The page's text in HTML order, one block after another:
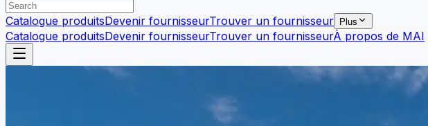
Catalogue produitsDevenir fournisseurTrouver un fournisseur Plus
Catalogue produitsDevenir fournisseurTrouver un fournisseurÀ propos de MAI